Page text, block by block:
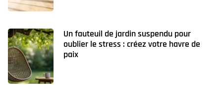
Un fauteuil de jardin suspendu pour
oublier le stress : créez votre havre de
paix